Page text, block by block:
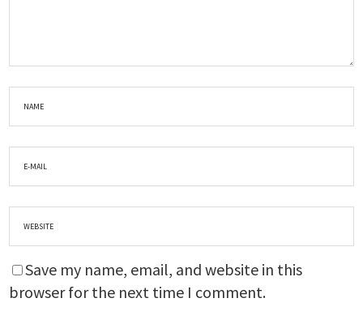
Save my name, email, and website in this
browser for the next time I comment.